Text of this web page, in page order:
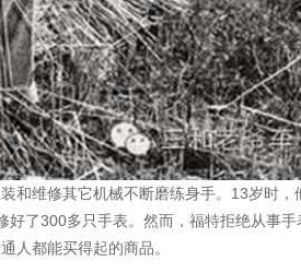
和维修其它机械不断磨练身手。13岁时，
好了300多只手表。然而，福特拒绝从事手
人都能买得起的商品。